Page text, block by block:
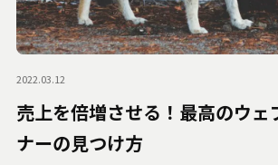
2022.03.12
売上を倍増させる！最高のウェ
ナーの見つけ方